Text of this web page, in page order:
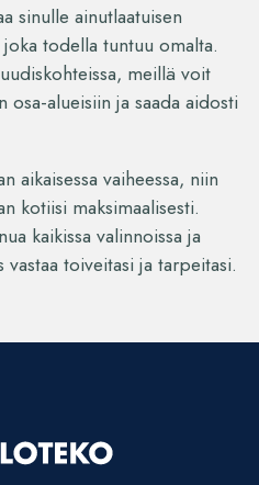
sinulle ainutlaatuisen
todella tuntuu omalta.
meillä voit
osa-alueisiin ja saada aidosti
aikaisessa vaiheessa, niin
kotiisi maksimaalisesti.
kaikissa valinnoissa ja
toiveitasi ja tarpeitasi.